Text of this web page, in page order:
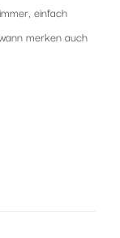
einfach
merken auch